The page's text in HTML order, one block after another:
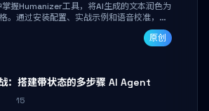
握Humanizer工具，将AI生成的文本润色为
。通过安装配置、实战示例和语音校准，让
，匹配个人写作习惯，适合内容创作者和技
原创
：搭建带状态的多步骤 AI Agent
15